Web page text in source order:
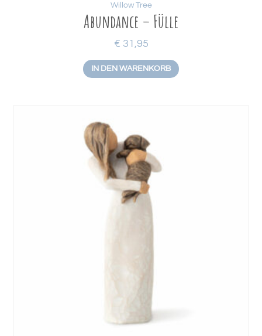
Abundance – Fülle
€ 31,95
IN DEN WARENKORB
Willow Tree